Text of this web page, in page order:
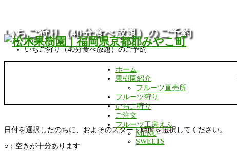
ホーム
果樹園紹介
フルーツ直売所
フルーツ狩り
いちご狩り
ご注文
フルーツ工房えふ
MENU
SWEETS
いちご狩り（40分食べ放題）のご予約
Home
いちご狩り（40分食べ放題）のご予約
日付を選択したのちに、およそのスタート時間を選択してください。
○：空きが十分あります